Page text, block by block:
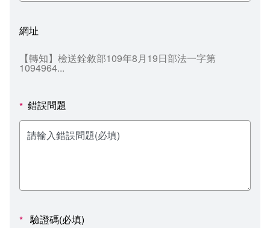
線上報名查詢
秘書處出納組
秘書處文書組
教學媒體處
電算中心
會計室
人事室
健康管理與促進學系
校園行事曆
教室‧會議室預約系統
線上報修最新消息
政府公開資訊
常見問答
意見信箱
各單位意見信箱
諮詢信箱進度查詢
影音資訊
網址
【轉知】檢送銓敘部109年8月19日部法一字第
1094964...
* 錯誤問題
* 驗證碼(必填)